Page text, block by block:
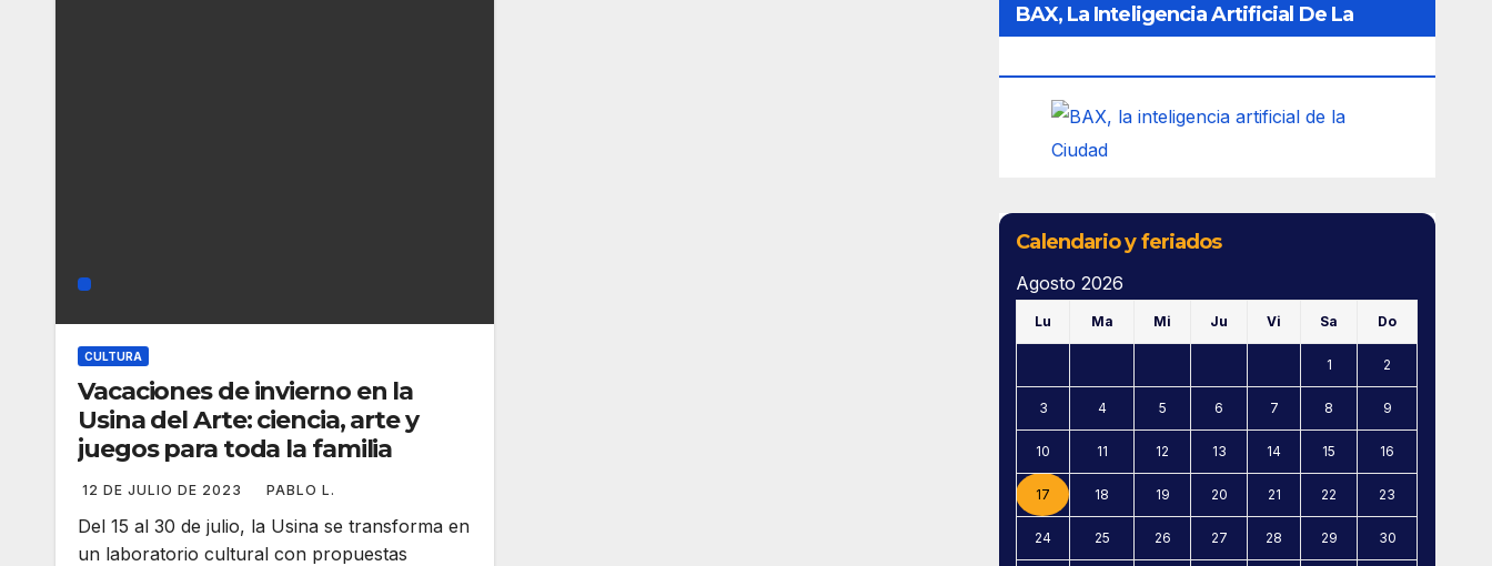
CULTURA
Vacaciones de invierno en la
Usina del Arte: ciencia, arte y
juegos para toda la familia
12 DE JULIO DE 2023 PABLO L.
Del 15 al 30 de julio, la Usina se transforma en
un laboratorio cultural con propuestas
BAX, La Inteligencia Artificial De La
Calendario y feriados
Agosto 2026
Lu Ma Mi Ju Vi Sa Do
1 2
3 4 5 6 7 8 9
10 11 12 13 14 15 16
17 18 19 20 21 22 23
24 25 26 27 28 29 30